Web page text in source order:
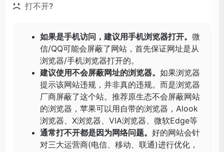
打不开?
如果是手机访问，建议用手机浏览器打开。 微
信/QQ可能会屏蔽了网站，首先保证网址是从
浏览器/手机浏览器打开的。
建议使用不会屏蔽网址的浏览器。 如果浏览器
提示该网站违规，并非真的违规。而是浏览器
厂商屏蔽了这个站。推荐原生态不会屏蔽网站
的浏览器，苹果可以用自带的浏览器， Alook
浏览器
X浏览器 VIA浏览器 微软Edge等
通常打不开都是因为网络问题。 好的网站会针
对三大运营商(电信、移动、联通)进行优化，